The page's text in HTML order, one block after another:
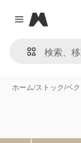
Close menu
Magnific
ホーム/ストック/ベ